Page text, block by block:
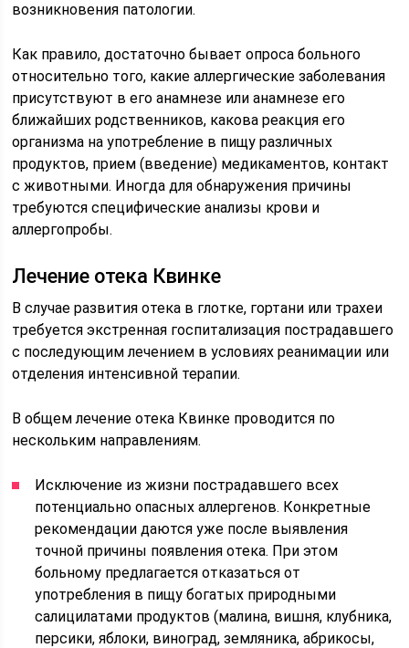
возникновения патологии.
Как правило, достаточно бывает опроса больного
относительно того, какие аллергические заболевания
присутствуют в его анамнезе или анамнезе его
ближайших родственников, какова реакция его
организма на употребление в пищу различных
продуктов, прием (введение) медикаментов, контакт
с животными. Иногда для обнаружения причины
требуются специфические анализы крови и
аллергопробы.
Лечение отека Квинке
В случае развития отека в глотке, гортани или трахеи
требуется экстренная госпитализация пострадавшего
с последующим лечением в условиях реанимации или
отделения интенсивной терапии.
В общем лечение отека Квинке проводится по
нескольким направлениям.
Исключение из жизни пострадавшего всех
потенциально опасных аллергенов. Конкретные
рекомендации даются уже после выявления
точной причины появления отека. При этом
больному предлагается отказаться от
употребления в пищу богатых природными
салицилатами продуктов (малина, вишня, клубника,
персики, яблоки, виноград, земляника, абрикосы,